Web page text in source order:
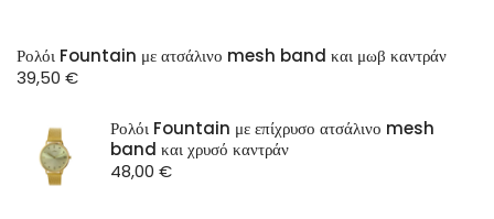
Ρολόι Fountain με ατσάλινο mesh band και μωβ καντράν
39,50 €
Ρολόι Fountain με επίχρυσο ατσάλινο mesh
band και χρυσό καντράν
48,00 €